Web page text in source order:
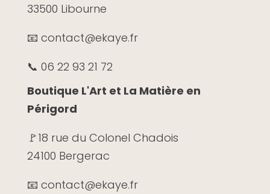
33500 Libourne
📧 contact@ekaye.fr
📞 06 22 93 21 72
Boutique L'Art et La Matière en
Périgord
🚩18 rue du Colonel Chadois
24100 Bergerac
📧 contact@ekaye.fr